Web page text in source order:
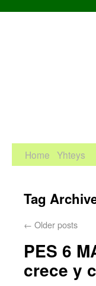
Home Yhteys
Tag
← Older posts
PES 6
crece y